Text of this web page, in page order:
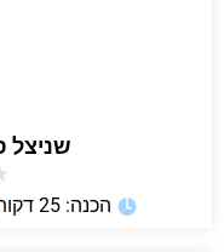
שניצל
הכנה: 25 דקות